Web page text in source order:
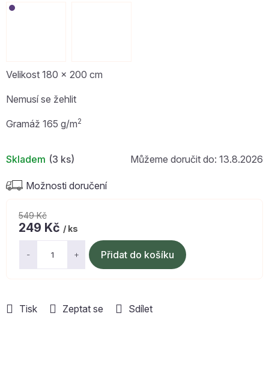
Velikost 180 x 200 cm
Nemusí se žehlit
Gramáž 165 g/m2
Tisk Zeptat se Sdílet
549 Kč
249 Kč / ks
Přidat do košíku
Skladem (3 ks) 13.8.2026
Možnosti doručení